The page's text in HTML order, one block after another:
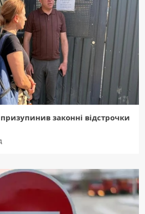
законні відстрочки